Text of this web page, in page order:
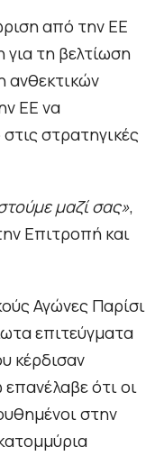
από την ΕΕ
τη βελτίωση
ανθεκτικών
ΕΕ να
στρατηγικές
μαζί σας»,
Επιτροπή και
Αγώνες Παρίσι
επιτεύγματα
κέρδισαν
ότι οι
στην